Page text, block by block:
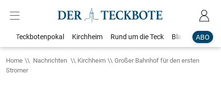
ABO
Teckbotenpokal Kirchheim Rund um die Teck Blaulicht
Home Nachrichten Kirchheim
Großer Bahnhof für den ersten
Stromer